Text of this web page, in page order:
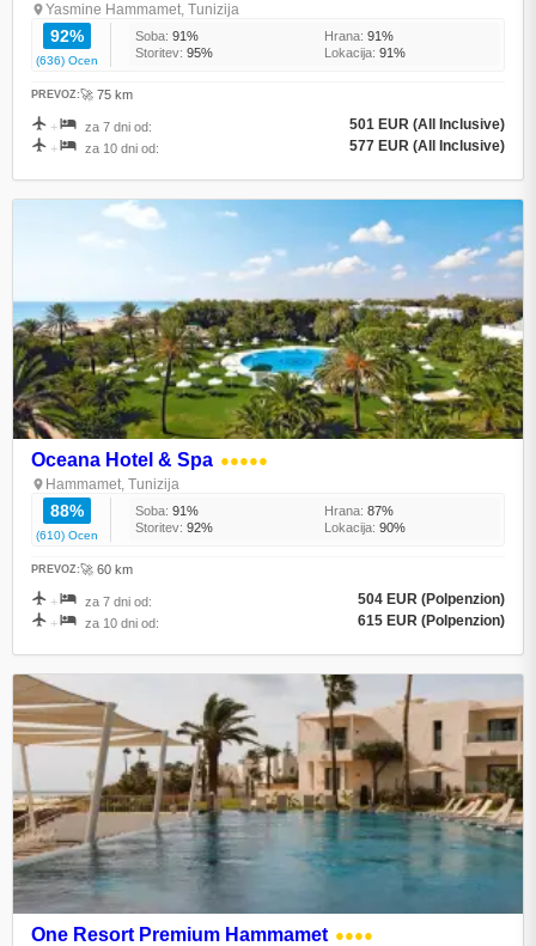
Yasmine Hammamet, Tunizija
92%
(636) Ocen
Soba: 91% Hrana: 91%
Storitev: 95% Lokacija: 91%
PREVOZ:🚀 75 km
+ za 7 dni od: 501 EUR (All Inclusive)
+ za 10 dni od: 577 EUR (All Inclusive)
Oceana Hotel & Spa ●●●●●
Hammamet, Tunizija
88%
(610) Ocen
Soba: 91% Hrana: 87%
Storitev: 92% Lokacija: 90%
PREVOZ:🚀 60 km
+ za 7 dni od: 504 EUR (Polpenzion)
+ za 10 dni od: 615 EUR (Polpenzion)
One Resort Premium Hammamet ●●●●